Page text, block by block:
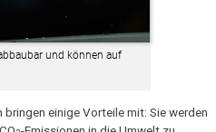
und können auf
einige Vorteile mit: Sie werden